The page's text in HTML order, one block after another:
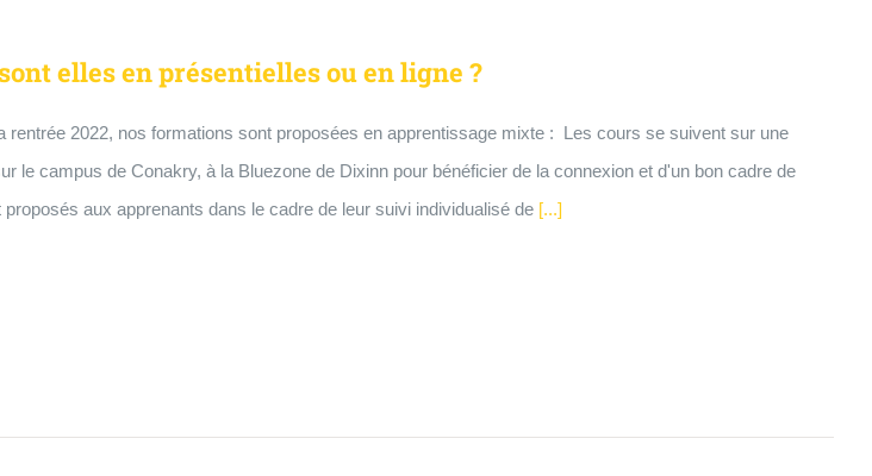
elles en présentielles ou en ligne ?
2022, nos formations sont proposées en apprentissage mixte : Les cours se suivent sur une
le campus de Conakry, à la Bluezone de Dixinn pour bénéficier de la connexion et d'un bon cadre de
aux apprenants dans le cadre de leur suivi individualisé de [...]